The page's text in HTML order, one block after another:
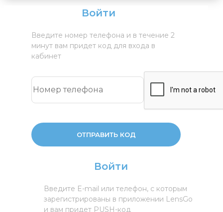
Войти
Введите номер телефона и в течение 2
минут вам придет код для входа в
кабинет
ОТПРАВИТЬ КОД
Войти
Введите E-mail или телефон, с которым
зарегистрированы в приложении LensGo
и вам придет PUSH-код